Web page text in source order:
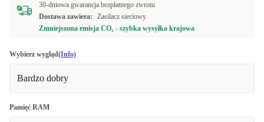
30-dniowa gwarancja bezpłatnego zwrotu
Dostawa zawiera:
Zasilacz sieciowy
Zmniejszona emisja CO₂ - szybka wysyłka krajowa
Wybierz wygląd(Info)
Bardzo dobry
Pamięć RAM